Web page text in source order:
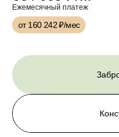
Ежемесячный платеж
от 160 242₽/мес